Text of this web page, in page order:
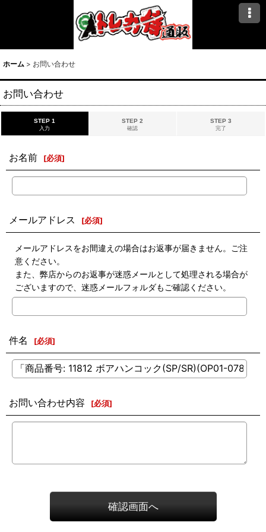
ホーム > お問い合わせ
お問い合わせ
STEP 1
入力
STEP 2
確認
STEP 3
完了
お名前 [必須]
メールアドレス [必須]
メールアドレスをお間違えの場合はお返事が届きません。ご注
意ください。
また、弊店からのお返事が迷惑メールとして処理される場合が
ございますので、迷惑メールフォルダもご確認ください。
件名 [必須]
お問い合わせ内容 [必須]
確認画面へ